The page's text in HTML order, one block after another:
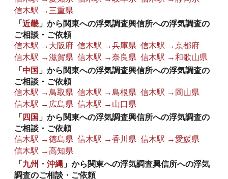
信木駅 →三重県
「近畿 」から関東への浮気調査興信所への浮気調査の
ご相談・ご依頼
信木駅 →大阪府 信木駅 →兵庫県 信木駅 →京都府
信木駅 →滋賀県 信木駅 →奈良県 信木駅 →和歌山県
「中国 」から関東への浮気調査興信所への浮気調査の
ご相談・ご依頼
信木駅 →鳥取県 信木駅 →島根県 信木駅 →岡山県
信木駅 →広島県 信木駅 →山口県
「四国 」から関東への浮気調査興信所への浮気調査の
ご相談・ご依頼
信木駅 →徳島県 信木駅 →香川県 信木駅 →愛媛県
信木駅 →高知県
「九州・沖縄 」から関東への浮気調査興信所への浮気
調査のご相談・ご依頼